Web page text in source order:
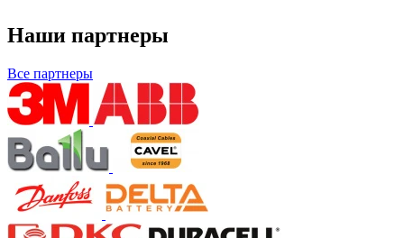
Наши партнеры
Все партнеры